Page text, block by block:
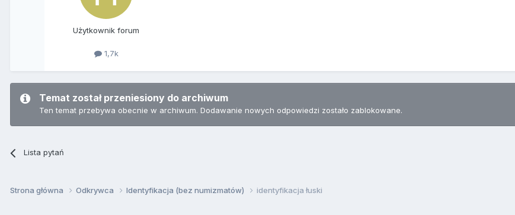
Użytkownik forum
1,7k
Temat został przeniesiony do archiwum
Ten temat przebywa obecnie w archiwum. Dodawanie nowych odpowiedzi zostało zablokowane.
Lista pytań
Strona główna Odkrywca Identyfikacja (bez numizmatów) identyfikacja łuski